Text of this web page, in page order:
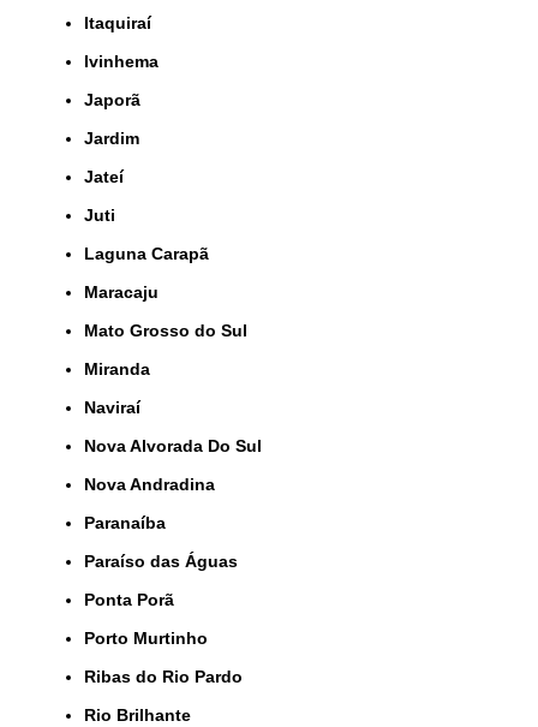
Itaquiraí
Ivinhema
Japorã
Jardim
Jateí
Juti
Laguna Carapã
Maracaju
Mato Grosso do Sul
Miranda
Naviraí
Nova Alvorada Do Sul
Nova Andradina
Paranaíba
Paraíso das Águas
Ponta Porã
Porto Murtinho
Ribas do Rio Pardo
Rio Brilhante